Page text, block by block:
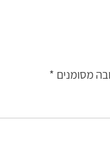
מסומנים *